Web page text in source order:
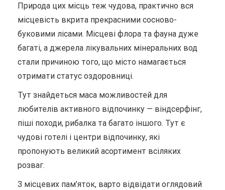
Природа цих місць теж чудова, практично вся
місцевість вкрита прекрасними сосново-
буковими лісами. Місцеві флора та фауна дуже
багаті, а джерела лікувальних мінеральних вод
стали причиною того, що місто намагається
отримати статус оздоровниці.
Тут знайдеться маса можливостей для
любителів активного відпочинку — віндсерфінг,
піші походи, рибалка та багато іншого. Тут є
чудові готелі і центри відпочинку, які
пропонують великий асортимент всіляких
розваг.
З місцевих пам’яток, варто відвідати оглядовий